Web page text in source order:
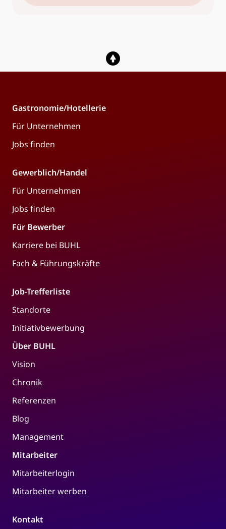
Gastronomie/Hotellerie
Für Unternehmen
Jobs finden
Gewerblich/Handel
Für Unternehmen
Jobs finden
Für Bewerber
Karriere bei BUHL
Fach & Führungskräfte
Job-Trefferliste
Standorte
Initiativbewerbung
Über BUHL
Vision
Chronik
Referenzen
Blog
Management
Mitarbeiter
Mitarbeiterlogin
Mitarbeiter werben
Kontakt